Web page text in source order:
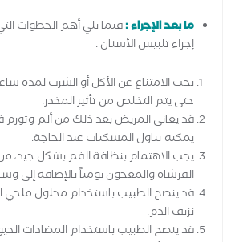
ما بعد الإجراء :فيما يلي أهم الخطوات
إجراء تلبيس الأسنان :
يجب الامتناع عن الأكل أو الشرب لمدة
حتى يتم التخلص من تأثير المخدر.
قد يعاني المريض بعد ذلك من ألم وتورم
يمكنه تناول المسكنات عند الحاجة.
يجب الاهتمام بنظافة الفم بشكل جيد،
الفرشاة والمعجون يومياً بالإضافة إلى
قد ينصح الطبيب باستخدام محلول
نزيف الدم.
قد ينصح الطبيب باستخدام المضادات